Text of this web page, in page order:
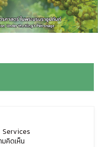
Services
มคิดเห็น